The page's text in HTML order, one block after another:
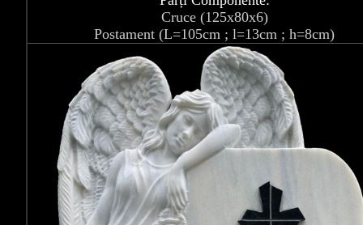
Cruce (125x80x6)
Postament (L=105cm ; l=13cm ; h=8cm)